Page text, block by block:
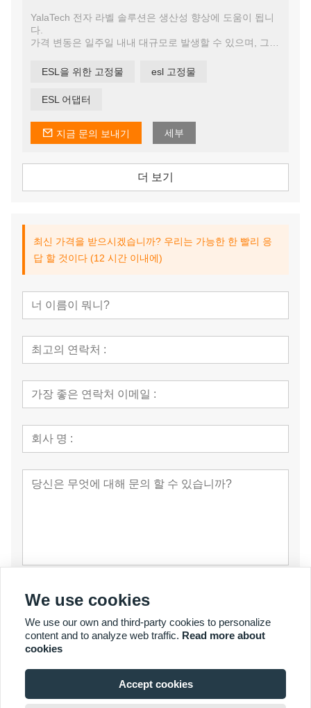
YalaTech 전자 라벨 솔루션은 생산성 향상에 도움이 됩니
다.
가격 변동은 일주일 내내 대규모로 발생할 수 있으며, 그
각하는 작업에 많은 시간을 할애해야 합니다. 디지털 가격
라벨을 사용하면 직원 할당을 개선하고 직원을 사용하여
수 있습니다.
ESL을 위한 고정물 esl 고정물
ESL 어댑터
지금 문의 보내기 세부
더 보기
최신 가격을 받으시겠습니까? 우리는 가능한 한 빨리 응
답 할 것이다 (12 시간 이내에)
제출
© 저작권 2007 - 2026 YalaTech Co., Ltd
We use cookies
We use our own and third-party cookies to personalize
content and to analyze web traffic. Read more about
cookies
Accept cookies